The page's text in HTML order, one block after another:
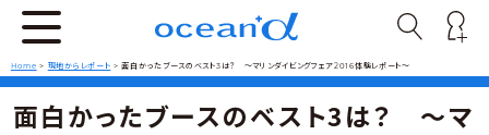
Home > 現地からレポート >面白かったブースのベスト3は？ ～マリンダイビングフェア2016体験レポート～
面白かったブースのベスト3は？ ～マ